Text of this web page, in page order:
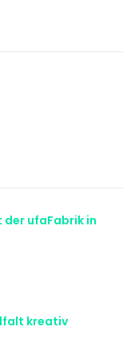
ufaFabrik in
kreativ